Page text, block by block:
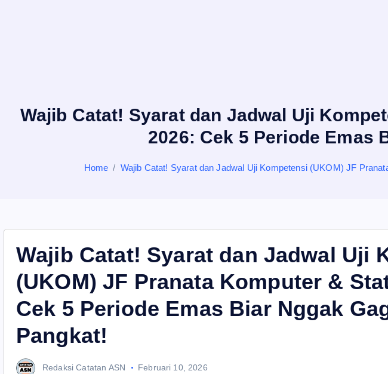
Wajib Catat! Syarat dan Jadwal Uji
2026: Cek 5 Periode Emas
Home Wajib Catat! Syarat dan Jadwal Uji Kompetensi (UKOM) JF
Wajib Catat! Syarat dan Jadwal Uji
(UKOM) JF Pranata Komputer &
Cek 5 Periode Emas Biar Nggak
Pangkat!
Redaksi Catatan ASN Februari 10, 2026